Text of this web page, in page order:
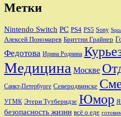
Метки
Nintendo Switch PC PS4 PS5 Sony
Алексей Пономарев Бриттни Грайнер
Федотова Ирина Роднина
Медицина Москве
Санкт-Петербурге Северодвинске
УГМК Этери Тутберидзе Юмор
безопасность жизни всё о еде